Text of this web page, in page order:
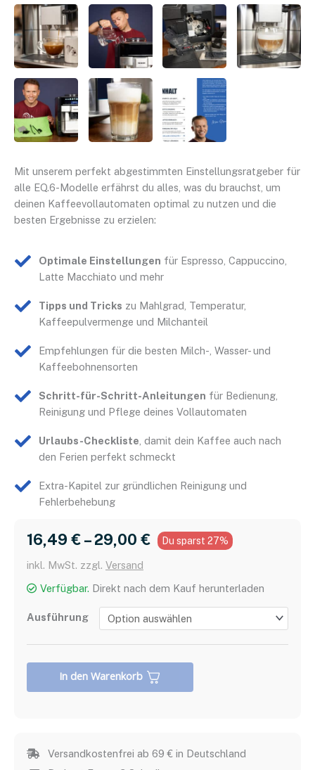
16,49 € – 29,00 € Du sparst 27%
inkl. MwSt. zzgl. Versand
Verfügbar. Direkt nach dem Kauf herunterladen
Versandkostenfrei ab 69 € in Deutschland
Mit unserem perfekt abgestimmten Einstellungsratgeber für
alle EQ.6-Modelle erfährst du alles, was du brauchst, um
deinen Kaffeevollautomaten optimal zu nutzen und die
besten Ergebnisse zu erzielen:
Optimale Einstellungen für Espresso, Cappuccino,
Latte Macchiato und mehr
Tipps und Tricks zu Mahlgrad, Temperatur,
Kaffeepulvermenge und Milchanteil
Empfehlungen für die besten Milch-, Wasser- und
Kaffeebohnensorten
Schritt-für-Schritt-Anleitungen für Bedienung,
Reinigung und Pflege deines Vollautomaten
Urlaubs-Checkliste , damit dein Kaffee auch nach
den Ferien perfekt schmeckt
Extra-Kapitel zur gründlichen Reinigung und
Fehlerbehebung
Ausführung
In den Warenkorb